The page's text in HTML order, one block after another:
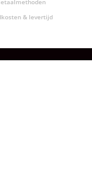
& levertijd